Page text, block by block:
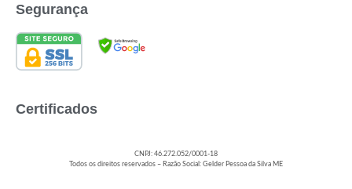
Segurança
Certificados
CNPJ: 46.272.052/0001-18
Todos os direitos reservados – Razão Social: Gelder Pessoa da Silva ME